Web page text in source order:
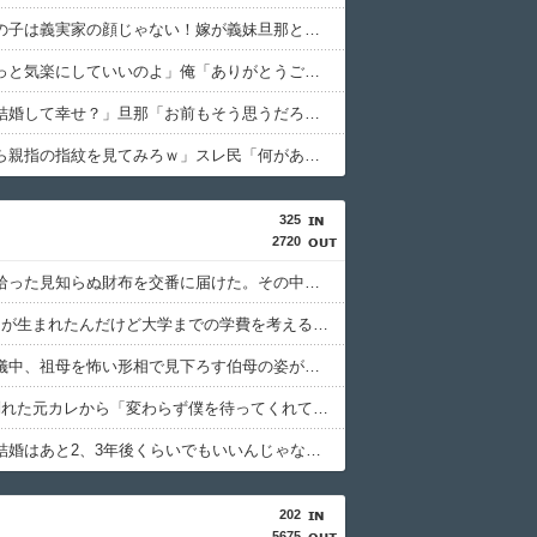
トメ「この子は義実家の顔じゃない！嫁が義妹旦那とフリンしたのよ！」私「DNA鑑定します？」義妹旦那「もちろんです」→結果…
義母「もっと気楽にしていいのよ」俺「ありがとうございます…」→アットホームすぎる嫁実家になじめず…
私「私と結婚して幸せ？」旦那「お前もそう思うだろ？」→その返事が忘れられず、後日まさかの展開に…
俺「お前ら親指の指紋を見てみろｗ」スレ民「何があるんだ？」→見た瞬間、思わず笑ってしまう人が続出して…
325
2720
旅行先で拾った見知らぬ財布を交番に届けた。その中の免許証を見た警察官から「これ、あなたじゃないですか」と言われ…
先月2人目が生まれたんだけど大学までの学費を考えると3人目は厳しい。赤ちゃんの育児に携われるのはこれで最後なのかと思うと涙が…
伯母の葬儀中、祖母を怖い形相で見下ろす伯母の姿が見えた。それを兄に話したら「ばあちゃんにはずいぶん虐められてたからなぁ」と…
1年前に別れた元カレから「変わらず僕を待ってくれていると確信しています」とメールが届いた。別れの言葉は心の中の魔が言わせたとして復縁を求められ…
彼女に「結婚はあと2、3年後くらいでもいいんじゃない？」的な事を言ったら「それ、30歳で結婚できる前提で考えてるよね？」と言われた。意味が分からず聞き返したら…
202